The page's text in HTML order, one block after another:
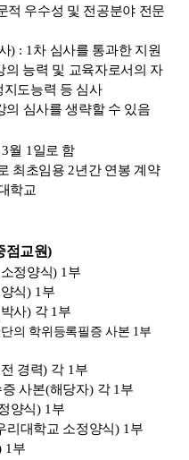
적 우수성 및 전공분야 전문
) : 1 차 심사를 통과한 지원
의 능력 및 교육자로서의 자
지도능력 등 심사
의 심사를 생략할 수 있음
3월 1 일로 함
최초임용 2년간 연봉 계약
학교
점교원)
정양식) 1 부
식) 1 부
사) 각 1 부
의 학위등록필증 사본 1부
경력) 각 1 부
사본(해당자) 각 1 부
양식) 1 부
리대학교 소정양식) 1 부
1 부